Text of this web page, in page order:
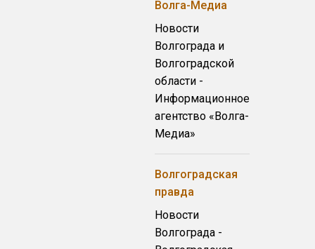
Волга-Медиа
Новости
Волгограда и
Волгоградской
области -
Информационное
агентство «Волга-
Медиа»
Волгоградская
правда
Новости
Волгограда -